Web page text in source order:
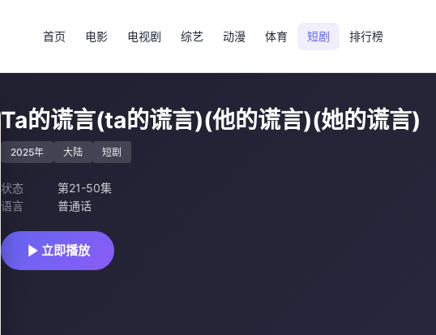
首页 电影 电视剧 综艺 动漫 体育 短剧 排行榜
Ta的谎言(ta的谎言)(他的谎言)(她的谎言)
2025年 大陆 短剧
状态
第21-50集
语言
普通话
立即播放